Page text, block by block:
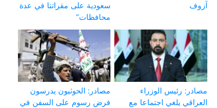
آزوف
سعودية على مقراتنا في عدة
محافظات”
مصادر: رئيس الوزراء
العراقي يلغي اجتماعا مع
مصادر: الحوثيون يدرسون
فرض رسوم على السفن في